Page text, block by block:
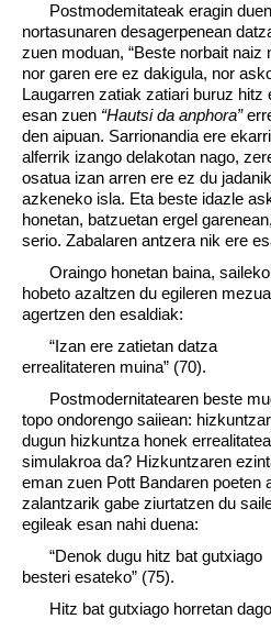
Postmodemitateak eragin
nortasunaren desagerpenean
zuen moduan, “Beste norbait naiz
nor garen ere ez dakigula, nor
Laugarren zatiak zatiari buruz hitz
esan zuen “Hautsi da anphora”
den aipuan. Sarrionandia ere
alferrik izango delakotan nago,
osatua izan arren ere ez du
azkeneko isla. Eta beste idazle
honetan, batzuetan ergel
serio. Zabalaren antzera nik ere
Oraingo honetan baina,
hobeto azaltzen du egileren
agertzen den esaldiak:
“Izan ere zatietan datza
errealitateren muina” (70).
Postmodernitatearen beste
topo ondorengo saiiean:
dugun hizkuntza honek
simulakroa da? Hizkuntzaren
eman zuen Pott Bandaren poeten
zalantzarik gabe ziurtatzen du
egileak esan nahi duena:
“Denok dugu hitz bat gutxiago
besteri esateko” (75).
Hitz bat gutxiago horretan